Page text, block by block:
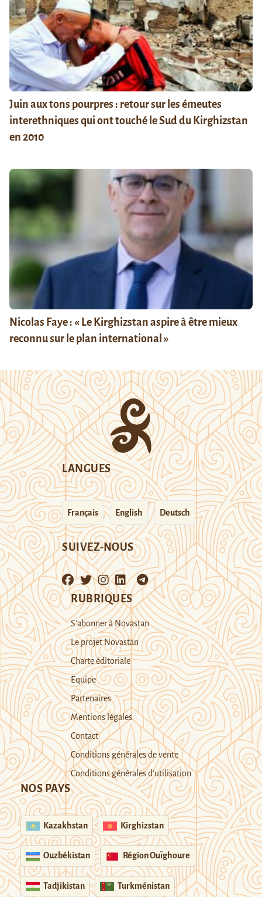
Juin aux tons pourpres : retour sur les émeutes
interethniques qui ont touché le Sud du Kirghizstan
en 2010
Nicolas Faye : « Le Kirghizstan aspire à être mieux
reconnu sur le plan international »
LANGUES
Français English Deutsch
SUIVEZ-NOUS
RUBRIQUES
S’abonner à Novastan
Le projet Novastan
Charte éditoriale
Equipe
Partenaires
Mentions légales
Contact
Conditions générales de vente
Conditions générales d’utilisation
NOS PAYS
Kazakhstan Kirghizstan
Ouzbékistan Région Ouïghoure
Tadjikistan Turkménistan